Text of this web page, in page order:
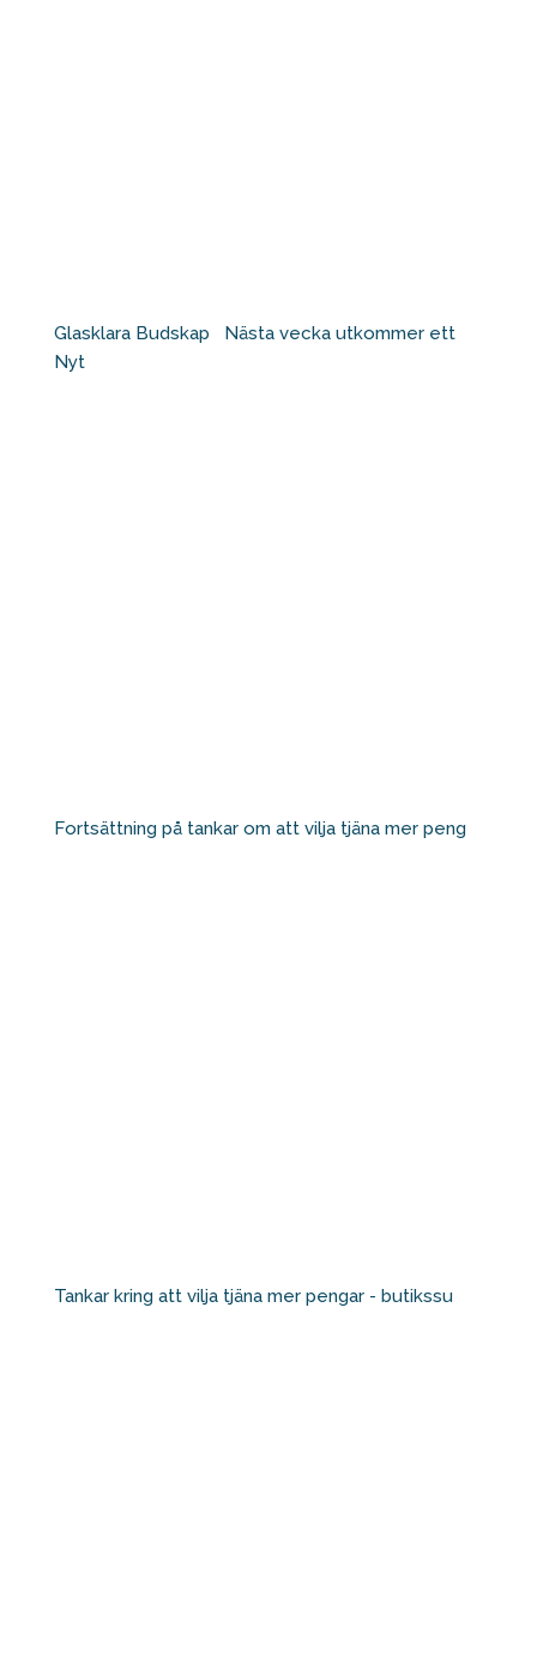
Glasklara Budskap ⁠ ⁠ Nästa vecka utkommer ett
Nyt
Fortsättning på tankar om att vilja tjäna mer peng
Tankar kring att vilja tjäna mer pengar - butikssu